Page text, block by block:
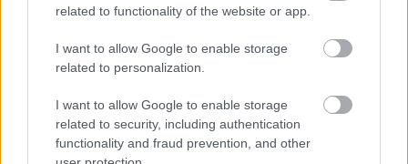
related to functionality of the website or app.
I want to allow Google to enable storage
related to personalization.
I want to allow Google to enable storage
related to security, including authentication
functionality and fraud prevention, and other